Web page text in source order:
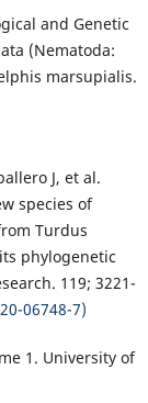
and Genetic
(Nematoda:
marsupialis.
J, et al.
species of
Turdus
phylogenetic
119; 3221-
06748-7)
1. University of